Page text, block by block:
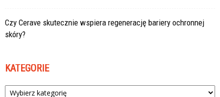
Czy Cerave skutecznie wspiera regenerację bariery ochronnej
skóry?
KATEGORIE
Kategorie